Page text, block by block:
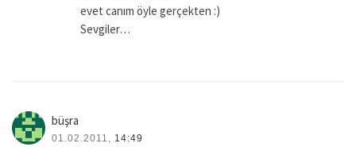
evet canım öyle gerçekten :)
Sevgiler…
büşra
01.02.2011, 14:49